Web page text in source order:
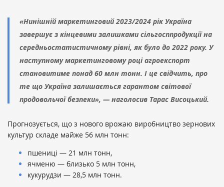
«Нинішній маркетинговий 2023/2024 рік Україна
завершує з кінцевими залишками сільгосппродукції на
середньостатистичному рівні, як було до 2022 року. У
наступному маркетинговому році агроекспорт
становитиме понад 60 млн тонн. І це свідчить, про
те що Україна залишається гарантом світової
продовольчої безпеки», — наголосив Тарас Висоцький.
Прогнозується, що з нового врожаю виробництво зернових
культур складе майже 56 млн тонн:
пшениці — 21 млн тонн,
ячменю — близько 5 млн тонн,
кукурудзи — 28,5 млн тонн.